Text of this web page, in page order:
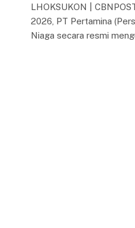
LHOKSUKON |
2026, PT Pertamina
Niaga secara resmi